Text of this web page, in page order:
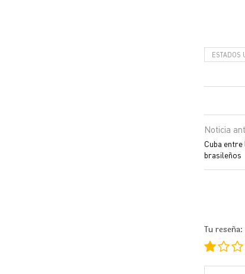
ESTADOS
Noticia
Cuba
brasileños
Tu reseña: